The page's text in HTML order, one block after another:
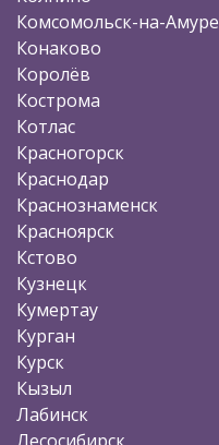
Комсомольск-на-Амуре
Конаково
Королёв
Кострома
Котлас
Красногорск
Краснодар
Краснознаменск
Красноярск
Кстово
Кузнецк
Кумертау
Курган
Курск
Кызыл
Лабинск
Лесосибирск